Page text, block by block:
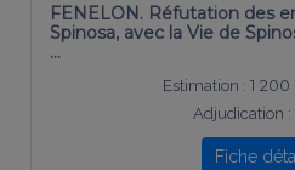
FENELON. Réfutation des
Spinosa, avec la Vie de
…
Estimation : 1 200
Adjudication :
Fiche